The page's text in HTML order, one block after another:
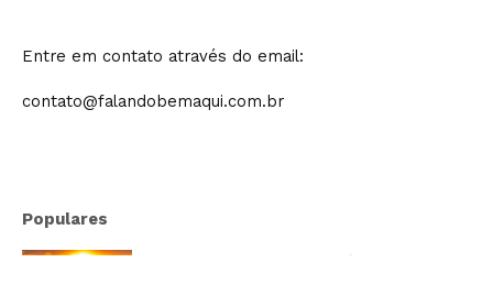
Entre em contato através do email:
contato@falandobemaqui.com.br
Populares
Especialista leva imersão sobre